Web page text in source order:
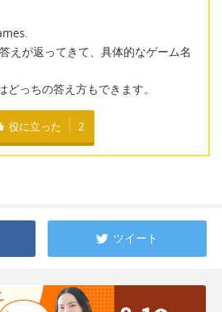
えが返ってきて、具体的なゲーム名
っちの答え方もできます。
役に立った 2
ツイート